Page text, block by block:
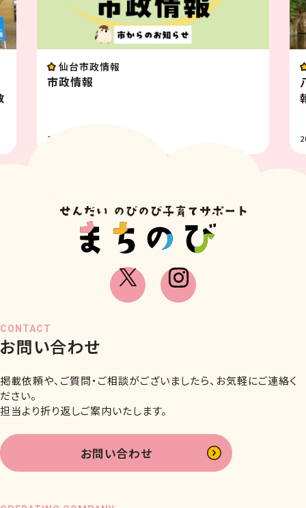
仙台市政情報
市政情報
2026.07.31
CONTACT
お問い合わせ
掲載依頼や、ご質問・ご相談がございましたら、お気軽にご連絡く
ださい。
担当より折り返しご案内いたします。
お問い合わせ